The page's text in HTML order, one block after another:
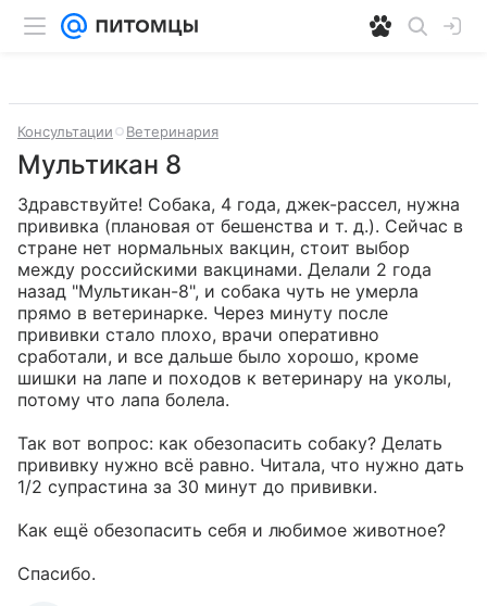
Консультации Ветеринария
Мультикан 8
Здравствуйте! Собака, 4 года, джек-рассел, нужна
прививка (плановая от бешенства и т. д.). Сейчас в
стране нет нормальных вакцин, стоит выбор
между российскими вакцинами. Делали 2 года
назад "Мультикан-8", и собака чуть не умерла
прямо в ветеринарке. Через минуту после
прививки стало плохо, врачи оперативно
сработали, и все дальше было хорошо, кроме
шишки на лапе и походов к ветеринару на уколы,
потому что лапа болела.
Так вот вопрос: как обезопасить собаку? Делать
прививку нужно всё равно. Читала, что нужно дать
1/2 супрастина за 30 минут до прививки.
Как ещё обезопасить себя и любимое животное?
Спасибо.